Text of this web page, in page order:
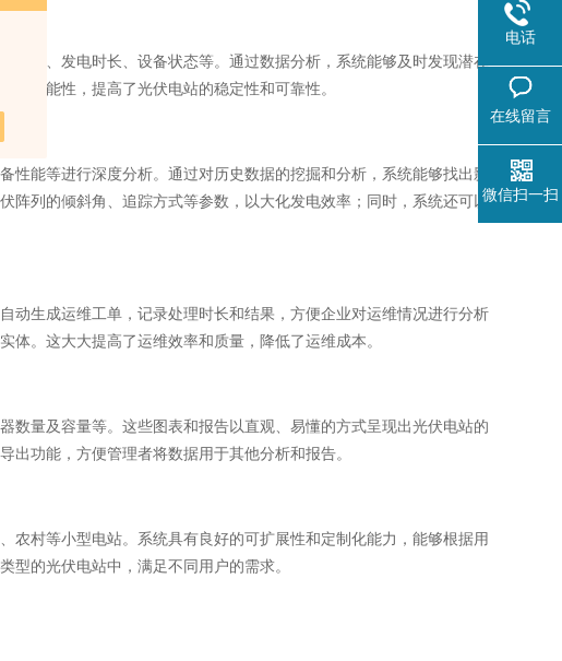
电量、发电时长、设备状态等。通过数据分析，系统能够及时发现潜在
的可能性，提高了光伏电站的稳定性和可靠性。
能等进行深度分析。通过对历史数据的挖掘和分析，系统能够找出影
阵列的倾斜角、追踪方式等参数，以大化发电效率；同时，系统还可以
动生成运维工单，记录处理时长和结果，方便企业对运维情况进行分析
。这大大提高了运维效率和质量，降低了运维成本。
数量及容量等。这些图表和报告以直观、易懂的方式呈现出光伏电站的
功能，方便管理者将数据用于其他分析和报告。
农村等小型电站。系统具有良好的可扩展性和定制化能力，能够根据用
型的光伏电站中，满足不同用户的需求。
电话
在线留言
微信扫一扫